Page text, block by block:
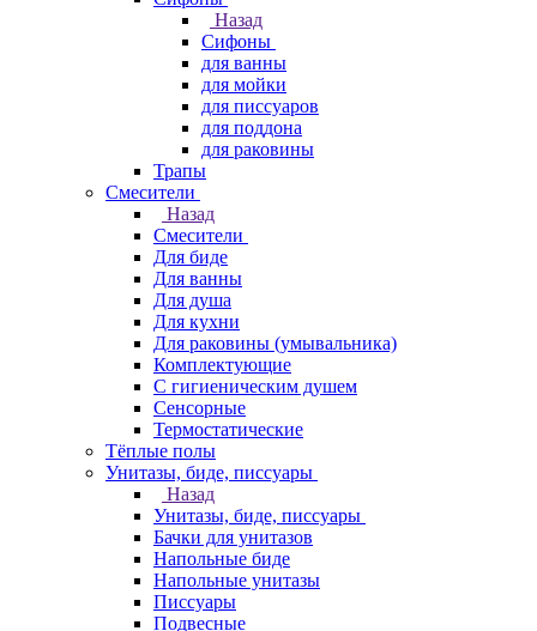
Назад
Сифоны
для ванны
для мойки
для писсуаров
для поддона
для раковины
Трапы
Смесители
Назад
Смесители
Для биде
Для ванны
Для душа
Для кухни
Для раковины (умывальника)
Комплектующие
С гигиеническим душем
Сенсорные
Термостатические
Тёплые полы
Унитазы, биде, писсуары
Назад
Унитазы, биде, писсуары
Бачки для унитазов
Напольные биде
Напольные унитазы
Писсуары
Подвесные